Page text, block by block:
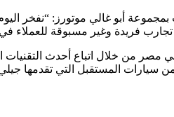
بمجموعة أبو غالي موتورز: “نفخر
تجارب فريدة وغير مسبوقة
من خلال اتباع أحدث
سيارات المستقبل التي تقدمها